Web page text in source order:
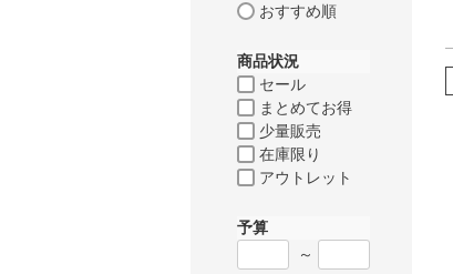
おすすめ順
商品状況
セール
まとめてお得
少量販売
在庫限り
アウトレット
予算
～